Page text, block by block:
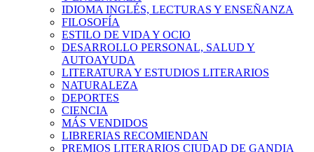
IDIOMA INGLÉS, LECTURAS Y ENSEÑANZA
FILOSOFÍA
ESTILO DE VIDA Y OCIO
DESARROLLO PERSONAL, SALUD Y
AUTOAYUDA
LITERATURA Y ESTUDIOS LITERARIOS
NATURALEZA
DEPORTES
CIENCIA
MÁS VENDIDOS
LIBRERIAS RECOMIENDAN
PREMIOS LITERARIOS CIUDAD DE GANDIA